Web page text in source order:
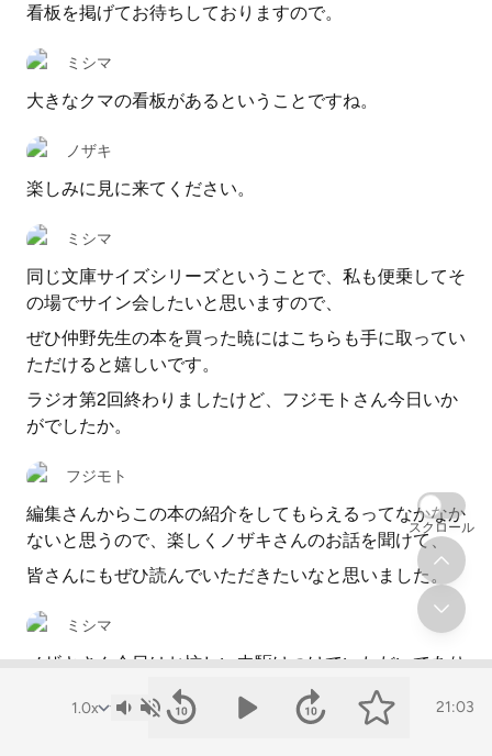
看板を掲げてお待ちしておりますので。
ミシマ
大きなクマの看板があるということですね。
ノザキ
楽しみに見に来てください。
ミシマ
同じ文庫サイズシリーズということで、私も便乗してそ
の場でサイン会したいと思いますので、
ぜひ仲野先生の本を買った暁にはこちらも手に取ってい
ただけると嬉しいです。
ラジオ第2回終わりましたけど、フジモトさん今日いか
がでしたか。
フジモト
編集さんからこの本の紹介をしてもらえるってなかなか
ないと思うので、楽しくノザキさんのお話を聞けて、
皆さんにもぜひ読んでいただきたいなと思いました。
ミシマ
ノザキさん今日はお忙しい中駆けつけていただいてあり
がとうございました。
21:03
スクロール